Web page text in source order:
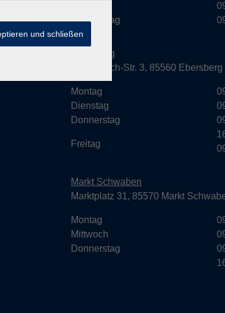
Donnerstag
Ebersberg
Dr.-Wintrich-Str. 3, 85560 Ebersberg
Montag
Dienstag
Donnerstag
Freitag
Markt Schwaben
Marktplatz 31, 85570 Markt
Montag
Mittwoch
Donnerstag
und schließen